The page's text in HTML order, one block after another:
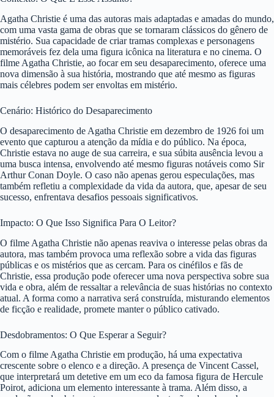
Agatha Christie é uma das autoras mais adaptadas e amadas do mundo,
com uma vasta gama de obras que se tornaram clássicos do gênero de
mistério. Sua capacidade de criar tramas complexas e personagens
memoráveis fez dela uma figura icônica na literatura e no cinema. O
filme Agatha Christie, ao focar em seu desaparecimento, oferece uma
nova dimensão à sua história, mostrando que até mesmo as figuras
mais célebres podem ser envoltas em mistério.
Cenário: Histórico do Desaparecimento
O desaparecimento de Agatha Christie em dezembro de 1926 foi um
evento que capturou a atenção da mídia e do público. Na época,
Christie estava no auge de sua carreira, e sua súbita ausência levou a
uma busca intensa, envolvendo até mesmo figuras notáveis como Sir
Arthur Conan Doyle. O caso não apenas gerou especulações, mas
também refletiu a complexidade da vida da autora, que, apesar de seu
sucesso, enfrentava desafios pessoais significativos.
Impacto: O Que Isso Significa Para O Leitor?
O filme Agatha Christie não apenas reaviva o interesse pelas obras da
autora, mas também provoca uma reflexão sobre a vida das figuras
públicas e os mistérios que as cercam. Para os cinéfilos e fãs de
Christie, essa produção pode oferecer uma nova perspectiva sobre sua
vida e obra, além de ressaltar a relevância de suas histórias no contexto
atual. A forma como a narrativa será construída, misturando elementos
de ficção e realidade, promete manter o público cativado.
Desdobramentos: O Que Esperar a Seguir?
Com o filme Agatha Christie em produção, há uma expectativa
crescente sobre o elenco e a direção. A presença de Vincent Cassel,
que interpretará um detetive em um eco da famosa figura de Hercule
Poirot, adiciona um elemento interessante à trama. Além disso, a